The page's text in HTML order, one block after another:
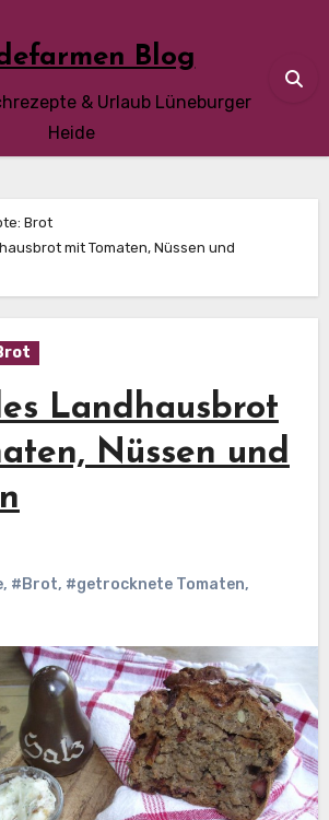
Blog
& Urlaub Lüneburger
Heide
Brot
mit Tomaten, Nüssen und
Landhausbrot
Nüssen und
, #Brot, #getrocknete Tomaten,